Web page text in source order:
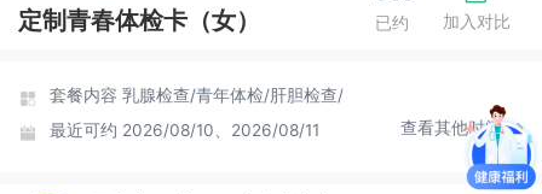
加入对比
已约
定制青春体检卡（女）
套餐内容 乳腺检查/青年体检/肝胆检查/
最近可约 2026/08/10、2026/08/11 查看其他时间